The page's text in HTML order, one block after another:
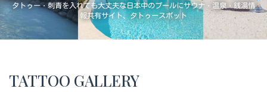
タトゥー・刺青を入れても大丈夫な日本中のプールにサウナ・温泉・銭湯情
報共有サイト、タトゥースポット
TATTOO GALLERY